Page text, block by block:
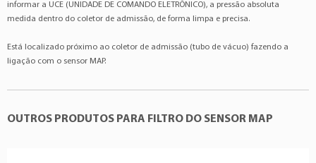
informar a UCE (UNIDADE DE COMANDO ELETRÔNICO), a pressão absoluta
medida dentro do coletor de admissão, de forma limpa e precisa.
Está localizado próximo ao coletor de admissão (tubo de vácuo) fazendo a
ligação com o sensor MAP.
OUTROS PRODUTOS PARA FILTRO DO SENSOR MAP